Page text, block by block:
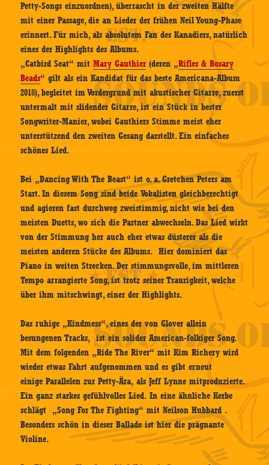
Petty-Songs einzuordnen), überrascht in der zweiten Hälfte
mit einer Passage, die an Lieder der frühen Neil Young-Phase
erinnert. Für mich, als absolutem Fan des Kanadiers, natürlich
eines der Highlights des Albums.
„Catbird Seat“ mitMary Gauthier (deren „Rifles & Rosary
Beads“ gilt als ein Kandidat für das beste Americana-Album
2018), begleitet im Vordergrund mit akustischer Gitarre, zuerst
untermalt mit slidender Gitarre, ist ein Stück in bester
Songwriter-Manier, wobei Gauthiers Stimme meist eher
unterstützend den zweiten Gesang darstellt. Ein einfaches
schönes Lied.
Bei „Dancing With The Beast“ ist o. a. Gretchen Peters am
Start. In diesem Song sind beide Vokalisten gleichberechtigt
und agieren fast durchweg zweistimmig, nicht wie bei den
meisten Duetts, wo sich die Partner abwechseln. Das Lied wirkt
von der Stimmung her auch eher etwas düsterer als die
meisten anderen Stücke des Albums. Hier dominiert das
Piano in weiten Strecken. Der stimmungsvolle, im mittleren
Tempo arrangierte Song, ist trotz seiner Traurigkeit, welche
über ihm mitschwingt, einer der Highlights.
Das ruhige „Kindmess“, eines der von Glover allein
besungenen Tracks, ist ein solider American-folkiger Song.
Mit dem folgenden „Ride The River“ mit Kim Richery wird
wieder etwas Fahrt aufgenommen und es gibt erneut
einige Parallelen zur Petty-Ära, als Jeff Lynne mitproduzierte.
Ein ganz starkes gefühlvolles Lied. In eine ähnliche Kerbe
schlägt „Song For The Fighting“ mit Neilson Hubbard .
Besonders schön in dieser Ballade ist hier die prägnante
Violine.